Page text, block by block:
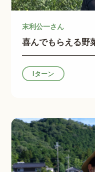
末利公一さん
喜んでもらえる野
Iターン